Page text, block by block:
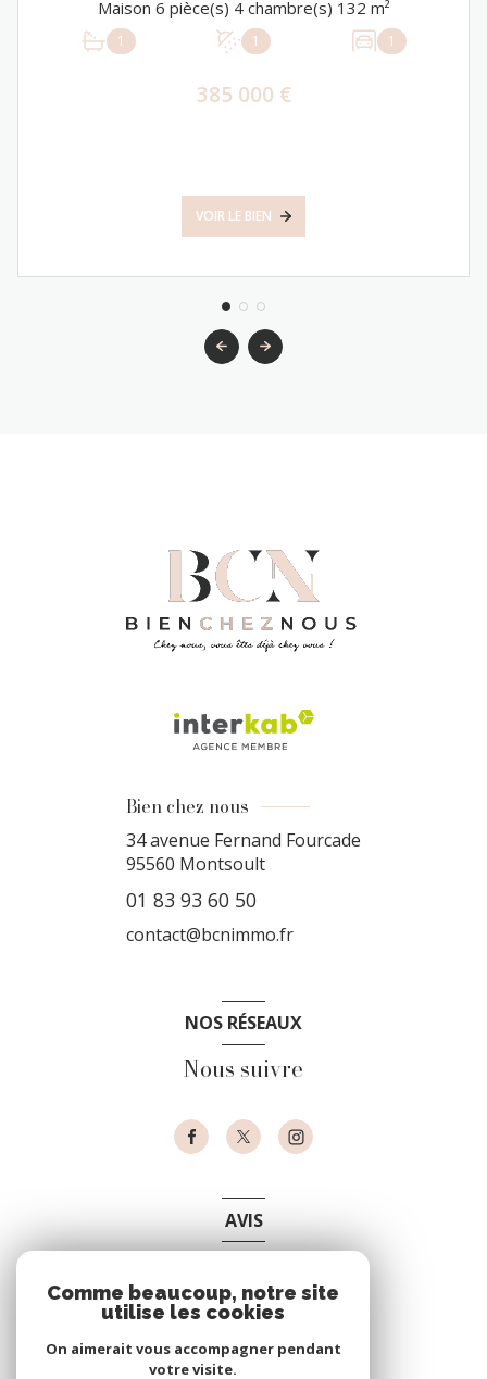
Maison 6 pièce(s) 4 chambre(s) 132 m²
1 1 1
385 000 €
VOIR LE BIEN
Bien chez nous
34 avenue Fernand Fourcade
95560 Montsoult
01 83 93 60 50
contact@bcnimmo.fr
NOS RÉSEAUX
Nous suivre
AVIS
Comme beaucoup, notre site
utilise les cookies
On aimerait vous accompagner pendant
votre visite.